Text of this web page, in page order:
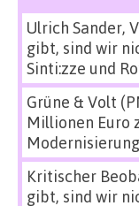
Ulrich Sander,
gibt, sind wir
Sinti:zze und
Grüne & Volt
Millionen Euro
Modernisierung
Kritischer
gibt, sind wir